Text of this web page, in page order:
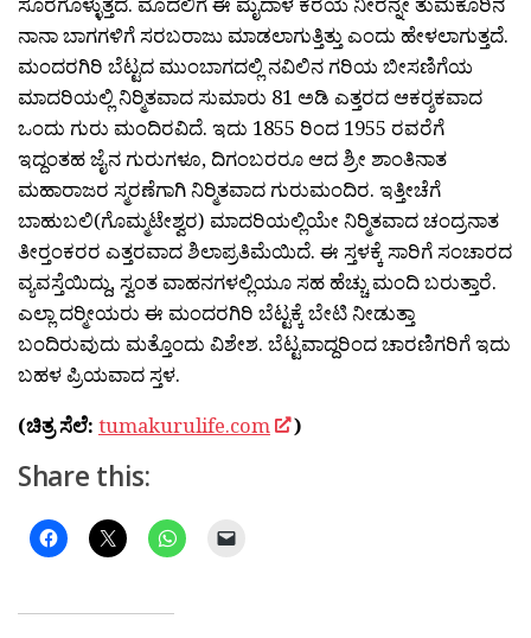
ನಾನಾ ಬಾಗಗಳಿಗೆ ಸರಬರಾಜು ಮಾಡಲಾಗುತ್ತಿತ್ತು ಎಂದು ಹೇಳಲಾಗುತ್ತದೆ.
ಮಂದರಗಿರಿ ಬೆಟ್ಟದ ಮುಂಬಾಗದಲ್ಲಿ ನವಿಲಿನ ಗರಿಯ ಬೀಸಣಿಗೆಯ
ಮಾದರಿಯಲ್ಲಿ ನಿರ‍್ಮಿತವಾದ ಸುಮಾರು 81 ಅಡಿ ಎತ್ತರದ ಆಕರ‍್ಶಕವಾದ
ಒಂದು ಗುರು ಮಂದಿರವಿದೆ. ಇದು 1855 ರಿಂದ 1955 ರವರೆಗೆ
ಇದ್ದಂತಹ ಜೈನ ಗುರುಗಳೂ, ದಿಗಂಬರರೂ ಆದ ಶ್ರೀ ಶಾಂತಿನಾತ
ಮಹಾರಾಜರ ಸ್ಮರಣೆಗಾಗಿ ನಿರ‍್ಮಿತವಾದ ಗುರುಮಂದಿರ. ಇತ್ತೀಚೆಗೆ
ಬಾಹುಬಲಿ(ಗೊಮ್ಮಟೇಶ್ವರ) ಮಾದರಿಯಲ್ಲಿಯೇ ನಿರ‍್ಮಿತವಾದ ಚಂದ್ರನಾತ
ತೀರ‍್ತಂಕರರ ಎತ್ತರವಾದ ಶಿಲಾಪ್ರತಿಮೆಯಿದೆ. ಈ ಸ್ತಳಕ್ಕೆ ಸಾರಿಗೆ ಸಂಚಾರದ
ವ್ಯವಸ್ತೆಯಿದ್ದು, ಸ್ವಂತ ವಾಹನಗಳಲ್ಲಿಯೂ ಸಹ ಹೆಚ್ಚು ಮಂದಿ ಬರುತ್ತಾರೆ.
ಎಲ್ಲಾ ದರ‍್ಮೀಯರು ಈ ಮಂದರಗಿರಿ ಬೆಟ್ಟಕ್ಕೆ ಬೇಟಿ ನೀಡುತ್ತಾ
ಬಂದಿರುವುದು ಮತ್ತೊಂದು ವಿಶೇಶ. ಬೆಟ್ಟವಾದ್ದರಿಂದ ಚಾರಣಿಗರಿಗೆ ಇದು
ಬಹಳ ಪ್ರಿಯವಾದ ಸ್ತಳ.
(ಚಿತ್ರ ಸೆಲೆ: tumakurulife.com )
Share this: